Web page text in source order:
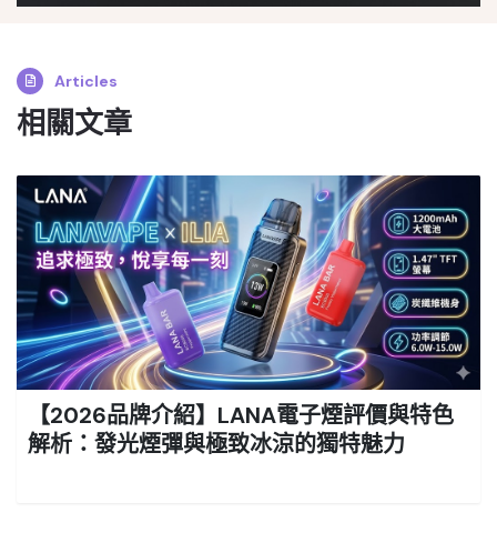
Articles
相關文章
【2026品牌介紹】LANA電子煙評價與特色
解析：發光煙彈與極致冰涼的獨特魅力